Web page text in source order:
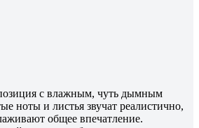
с влажным, чуть дымным
ноты и листья звучат реалистично,
общее впечатление.